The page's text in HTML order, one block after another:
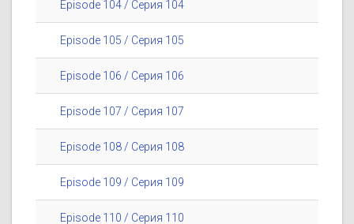
Episode 104 / Серия 104
Episode 105 / Серия 105
Episode 106 / Серия 106
Episode 107 / Серия 107
Episode 108 / Серия 108
Episode 109 / Серия 109
Episode 110 / Серия 110